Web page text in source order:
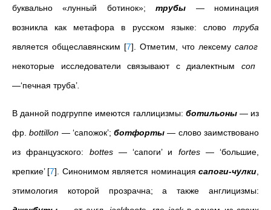
буквально «лунный ботинок»;трубы — номинация
возникла как метафора в русском языке: слово труба
является общеславянским [7] . Отметим, что лексему сапог
некоторые исследователи связывают с диалектным соп
—‘печная труба’
В данной подгруппе имеются галлицизмы: ботильоны— из
фр.bottillon — ‘сапожок’;ботфорты — слово заимствовано
из французского: bottes— ‘сапоги’ и fortes— ‘большие,
крепкие’ [7] . Синонимом является номинациясапоги-чулки
этимология которой прозрачна; а также англицизмы: